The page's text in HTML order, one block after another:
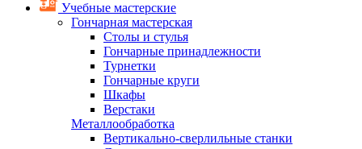
Учебные мастерские
Гончарная мастерская
Столы и стулья
Гончарные принадлежности
Турнетки
Гончарные круги
Шкафы
Верстаки
Металлообработка
Вертикально-сверлильные станки